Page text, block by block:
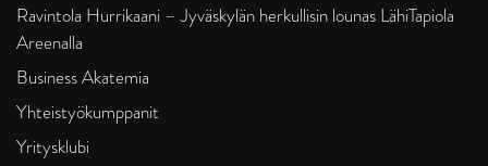
Ravintola Hurrikaani – Jyväskylän herkullisin lounas LähiTapiola
Areenalla
Business Akatemia
Yhteistyökumppanit
Yritysklubi